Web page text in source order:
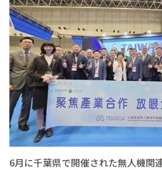
6月に千葉県で開催された無人機関